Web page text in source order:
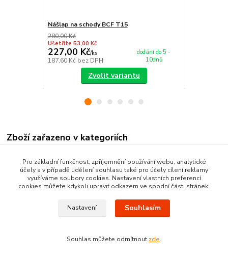
Nášlap na schody BCF T15
280,00 Kč
Ušetříte 53,00 Kč
227,00 Kč/ks
187,60 Kč bez DPH
dodání do 5 -
10dnů
Zvolit variantu
Zboží zařazeno v kategoriích
BCF běhouny
Pro základní funkčnost, zpříjemnění používání webu, analytické
účely a v případě udělení souhlasu také pro účely cílení reklamy
využíváme soubory cookies. Nastavení vlastních preferencí
cookies můžete kdykoli upravit odkazem ve spodní části stránek.
Nastavení Souhlasím
Souhlas můžete odmítnout zde.